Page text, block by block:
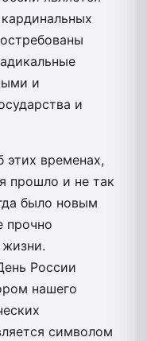
и
и
временах,
прошло и не так
было новым
прочно
России
нашего
символом